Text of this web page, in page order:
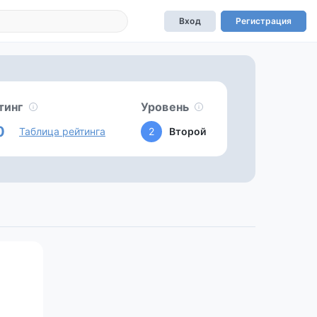
Вход Регистрация
Таблица рейтинга
Уровень
2 Второй